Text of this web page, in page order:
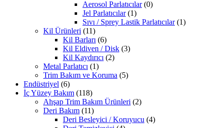
Aerosol Parlatıcılar (0)
Jel Parlatıcılar (1)
Sıvı / Sprey Lastik Parlatıcılar (1)
Kil Ürünleri (11)
Kil Barları (6)
Kil Eldiven / Disk (3)
Kil Kaydırıcı (2)
Metal Parlatıcı (1)
Trim Bakım ve Koruma (5)
Endüstriyel (6)
İç Yüzey Bakım (118)
Ahşap Trim Bakım Ürünleri (2)
Deri Bakım (11)
Deri Besleyici / Koruyucu (4)